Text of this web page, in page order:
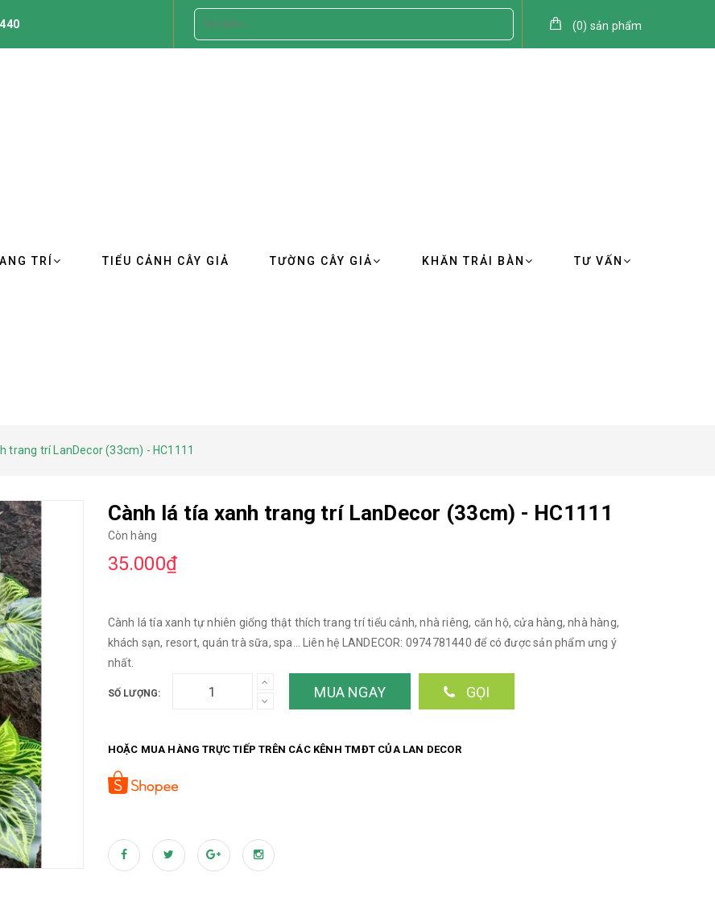
(0) sản phẩm
TRÍ TIỂU CẢNH CÂY GIẢ TƯỜNG CÂY GIẢ KHĂN TRẢI BÀN TƯ VẤN
trang trí LanDecor (33cm) - HC1111
Cành lá tía xanh trang trí LanDecor (33cm) - HC1111
Còn hàng
35.000₫
Cành lá tía xanh tự nhiên giống thật thích trang trí tiểu cảnh, nhà riêng, căn hộ, cửa hàng, nhà hàng,
khách sạn, resort, quán trà sữa, spa… Liên hệ LANDECOR: 0974781440 để có được sản phẩm ưng ý
nhất.
SỐ LƯỢNG: MUA NGAY GỌI
HOẶC MUA HÀNG TRỰC TIẾP TRÊN CÁC KÊNH TMĐT CỦA LAN DECOR